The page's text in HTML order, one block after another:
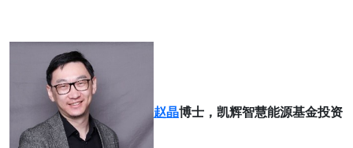
赵晶博士，凯辉智慧能源基金投资